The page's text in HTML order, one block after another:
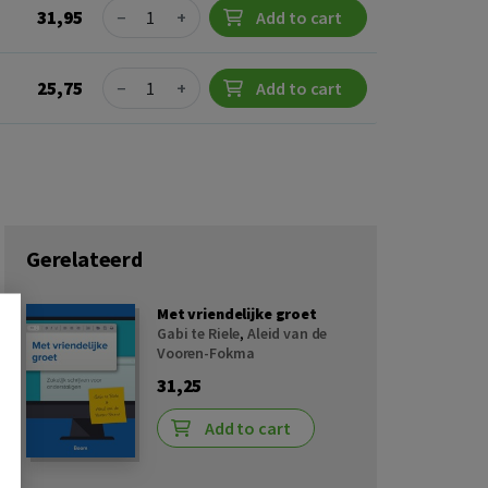
31,95 Quantity
− + Add to cart
25,75 Quantity
− + Add to cart
Gerelateerd
Met vriendelijke groet
Gabi te Riele, Aleid van de
Vooren-Fokma
31,25
Add to cart